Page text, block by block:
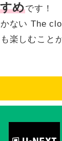
めです！
かない The
楽しむこと